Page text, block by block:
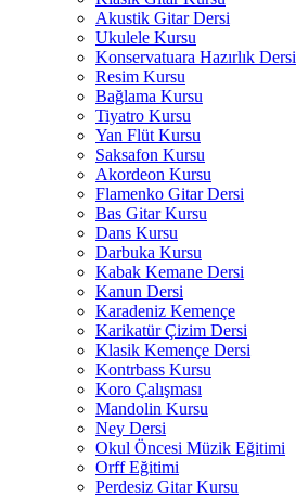
Akustik Gitar Dersi
Ukulele Kursu
Konservatuara Hazırlık Dersi
Resim Kursu
Bağlama Kursu
Tiyatro Kursu
Yan Flüt Kursu
Saksafon Kursu
Akordeon Kursu
Flamenko Gitar Dersi
Bas Gitar Kursu
Dans Kursu
Darbuka Kursu
Kabak Kemane Dersi
Kanun Dersi
Karadeniz Kemençe
Karikatür Çizim Dersi
Klasik Kemençe Dersi
Kontrbass Kursu
Koro Çalışması
Mandolin Kursu
Ney Dersi
Okul Öncesi Müzik Eğitimi
Orff Eğitimi
Perdesiz Gitar Kursu